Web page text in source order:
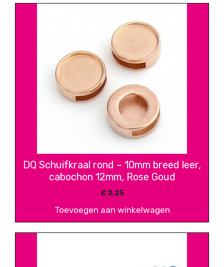
DQ Schuifkraal rond – 10mm breed leer,
cabochon 12mm, Rose Goud
€2,25
Toevoegen aan winkelwagen